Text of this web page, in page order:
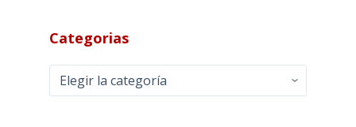
Categorias
Categorias